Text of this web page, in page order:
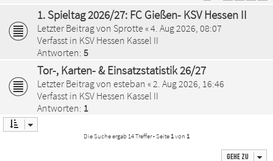
1. Spieltag 2026/27: FC Gießen- KSV Hessen II
Letzter Beitrag von Sprotte «4. Aug 2026, 08:07
Verfasst in KSV Hessen Kassel II
Antworten: 5
Tor-, Karten- & Einsatzstatistik 26/27
Letzter Beitrag von esteban « 2. Aug 2026, 16:46
Verfasst in KSV Hessen Kassel II
Antworten: 1
Die Suche ergab 14 Treffer • Seite 1von 1
Gehe zu